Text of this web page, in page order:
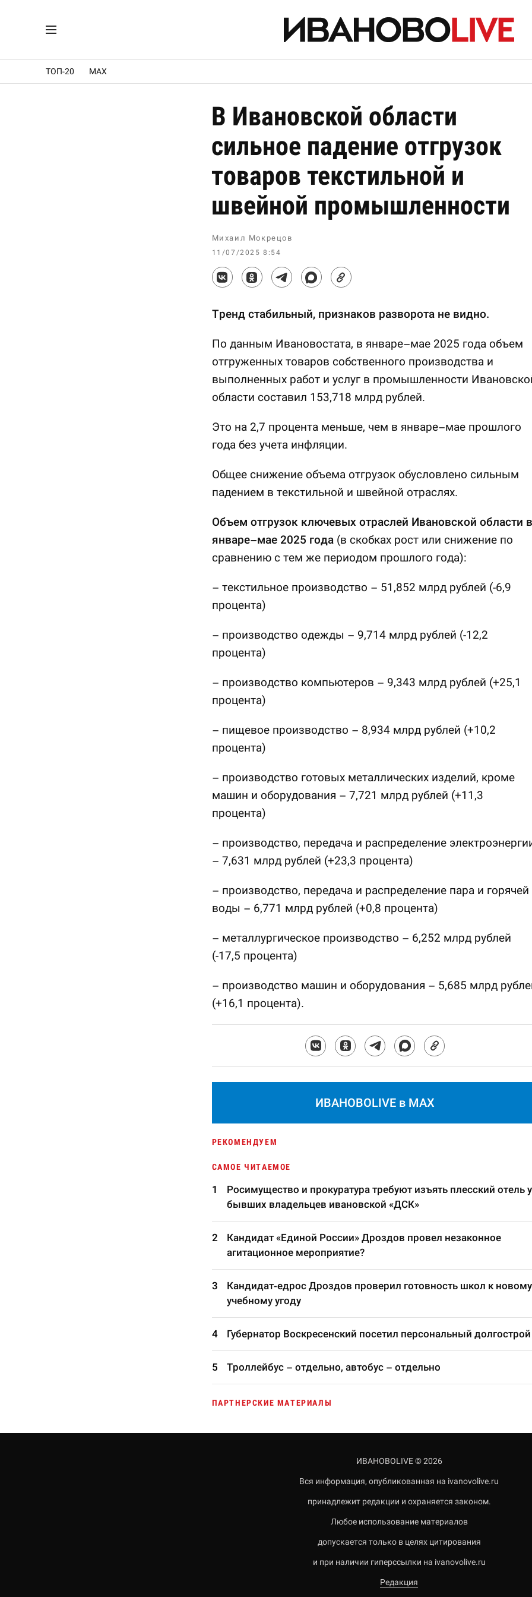
ТОП-20 MAX
В Ивановской области
сильное падение отгрузок
товаров текстильной и
швейной промышленности
Михаил Мокрецов
11/07/2025 8:54
Тренд стабильный, признаков разворота не видно.
По данным Ивановостата, в январе–мае 2025 года объем
отгруженных товаров собственного производства и
выполненных работ и услуг в промышленности
области составил 153,718 млрд рублей.
Это на 2,7 процента меньше, чем в январе–мае прошлого
года без учета инфляции.
Общее снижение объема отгрузок обусловлено сильным
падением в текстильной и швейной отраслях.
Объем отгрузок ключевых отраслей Ивановской области в
январе–мае 2025 года(в скобках рост или снижение по
сравнению с тем же периодом прошлого года):
– текстильное производство – 51,852 млрд рублей (-6,9
процента)
– производство одежды – 9,714 млрд рублей (-12,2
процента)
– производство компьютеров – 9,343 млрд рублей (+25,1
процента)
– пищевое производство – 8,934 млрд рублей (+10,2
процента)
– производство готовых металлических изделий, кроме
машин и оборудования – 7,721 млрд рублей (+11,3
процента)
– производство, передача и распределение
– 7,631 млрд рублей (+23,3 процента)
– производство, передача и распределение пара и горячей
воды – 6,771 млрд рублей (+0,8 процента)
– металлургическое производство – 6,252 млрд рублей
(-17,5 процента)
– производство машин и оборудования – 5,685 млрд
(+16,1 процента).
ИВАНОВОLIVE в MAX
РЕКОМЕНДУЕМ
САМОЕ ЧИТАЕМОЕ
Росимущество и прокуратура требуют изъять плесский отель у
бывших владельцев ивановской «ДСК»
Кандидат «Единой России» Дроздов провел незаконное
агитационное мероприятие?
Кандидат-едрос Дроздов проверил готовность школ к новому
учебному угоду
Губернатор Воскресенский посетил персональный долгострой
Троллейбус – отдельно, автобус – отдельно
ПАРТНЕРСКИЕ МАТЕРИАЛЫ
ИВАНОВОLIVE © 2026
Вся информация, опубликованная на ivanovolive.ru
принадлежит редакции и охраняется законом.
Любое использование материалов
допускается только в целях цитирования
и при наличии гиперссылки на ivanovolive.ru
Редакция